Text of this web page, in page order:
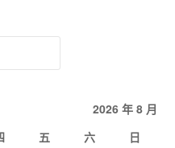
2026 年 8 月
五 六
日